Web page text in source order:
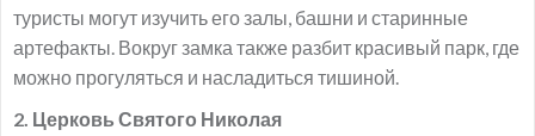
туристы могут изучить его залы, башни и старинные
артефакты. Вокруг замка также разбит красивый парк, где
можно прогуляться и насладиться тишиной.
2. Церковь Святого Николая